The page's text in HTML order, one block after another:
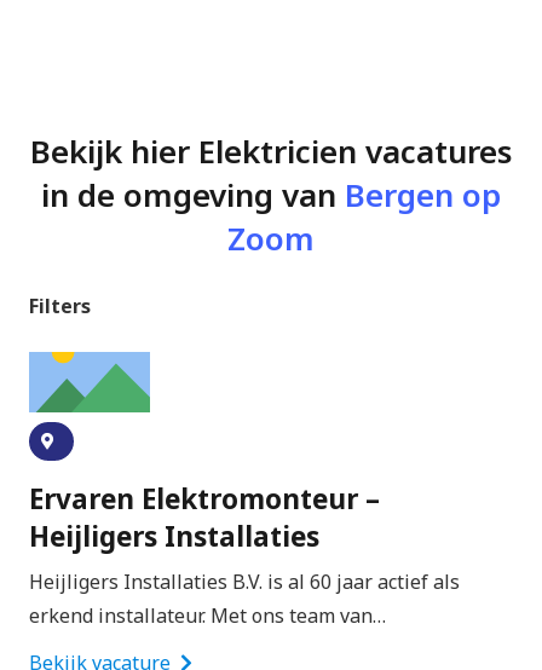
Bekijk hier Elektricien vacatures
in de omgeving van Bergen op
Zoom
Filters
Ervaren Elektromonteur –
Heijligers Installaties
Heijligers Installaties B.V. is al 60 jaar actief als
erkend installateur. Met ons team van…
Bekijk vacature